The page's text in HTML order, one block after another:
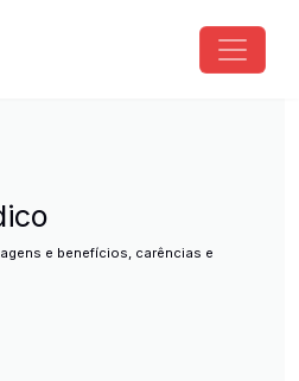
Comercial
e benefícios, carências e